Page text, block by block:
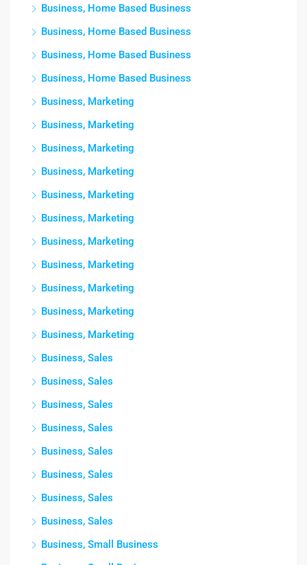
Business, Home Based Business
Business, Home Based Business
Business, Home Based Business
Business, Home Based Business
Business, Marketing
Business, Marketing
Business, Marketing
Business, Marketing
Business, Marketing
Business, Marketing
Business, Marketing
Business, Marketing
Business, Marketing
Business, Marketing
Business, Marketing
Business, Sales
Business, Sales
Business, Sales
Business, Sales
Business, Sales
Business, Sales
Business, Sales
Business, Sales
Business, Small Business